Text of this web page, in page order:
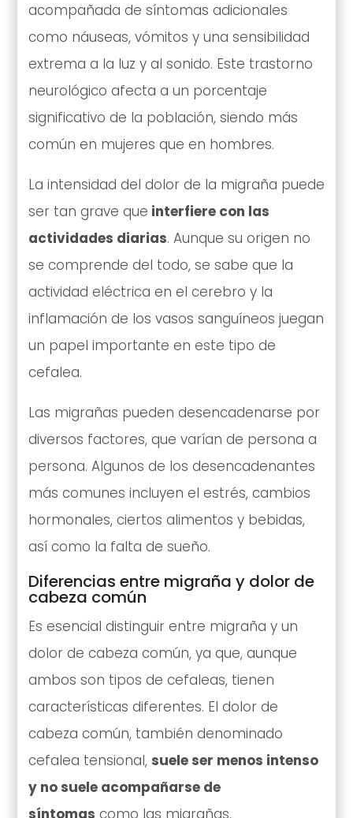
acompañada de síntomas adicionales
como náuseas, vómitos y una sensibilidad
extrema a la luz y al sonido. Este trastorno
neurológico afecta a un porcentaje
significativo de la población, siendo más
común en mujeres que en hombres.
La intensidad del dolor de la migraña puede
ser tan grave que interfiere con las
actividades diarias. Aunque su origen no
se comprende del todo, se sabe que la
actividad eléctrica en el cerebro y la
inflamación de los vasos sanguíneos juegan
un papel importante en este tipo de
cefalea.
Las migrañas pueden desencadenarse por
diversos factores, que varían de persona a
persona. Algunos de los desencadenantes
más comunes incluyen el estrés, cambios
hormonales, ciertos alimentos y bebidas,
así como la falta de sueño.
Diferencias entre migraña y dolor de
cabeza común
Es esencial distinguir entre migraña y un
dolor de cabeza común, ya que, aunque
ambos son tipos de cefaleas, tienen
características diferentes. El dolor de
cabeza común, también denominado
cefalea tensional, suele ser menos intenso
y no suele acompañarse de